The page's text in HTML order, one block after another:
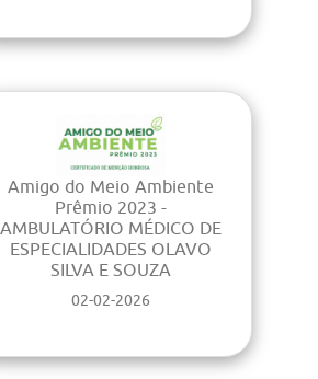
Amigo do Meio Ambiente
Prêmio 2023 -
AMBULATÓRIO MÉDICO DE
ESPECIALIDADES OLAVO
SILVA E SOUZA
02-02-2026